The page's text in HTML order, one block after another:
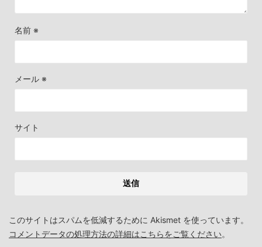
名前 ※
メール ※
サイト
このサイトはスパムを低減するために Akismet を使っています。
コメントデータの処理方法の詳細はこちらをご覧ください。